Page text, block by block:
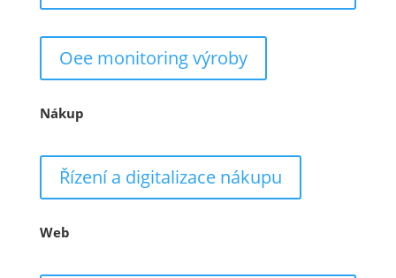
Oee monitoring výroby
Nákup
Řízení a digitalizace nákupu
Web